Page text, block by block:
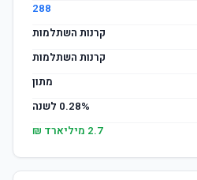
288
קרנות השתלמות
קרנות השתלמות
מתון
0.28% לשנה
2.7 מיליארד ₪